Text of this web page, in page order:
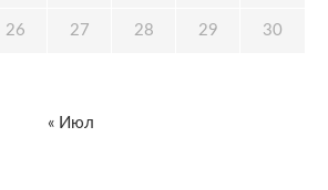
26 27 28 29 30
« Июл